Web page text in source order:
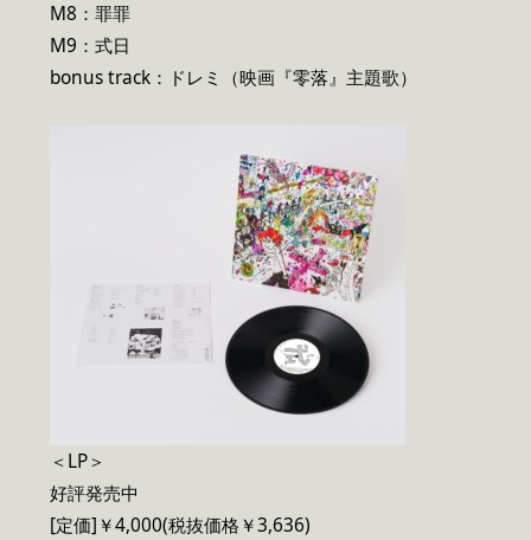
M8：罪罪
M9：式日
bonus track：ドレミ（映画『零落』主題歌）
＜LP＞
好評発売中
[定価]￥4,000(税抜価格￥3,636)